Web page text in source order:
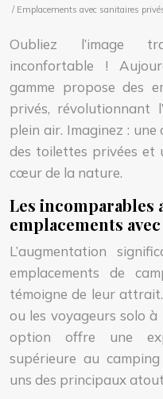
/ Emplacements avec sanitaires
Oubliez l’image
inconfortable !
gamme propose des
privés, révolutionnant
plein air. Imaginez :
des toilettes privées et
cœur de la nature.
Les incomparables
emplacements
L’augmentation
emplacements de
témoigne de leur
ou les voyageurs solo
option offre une
supérieure au
uns des principaux